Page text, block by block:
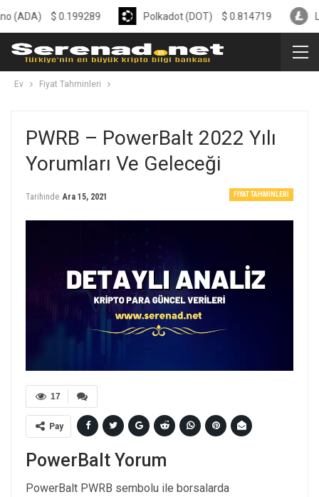
Ev Fiyat Tahminleri
PWRB – PowerBalt 2022 Yılı
Yorumları Ve Geleceği
FIYAT TAHMINLERI
Tarihinde Ara 15, 2021
17
Pay
PowerBalt Yorum
PowerBalt PWRB sembolu ile borsalarda
$0.199289 Polkadot (DOT) $0.814719 Litecoin